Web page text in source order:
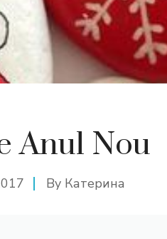
Anul Nou
By Катерина